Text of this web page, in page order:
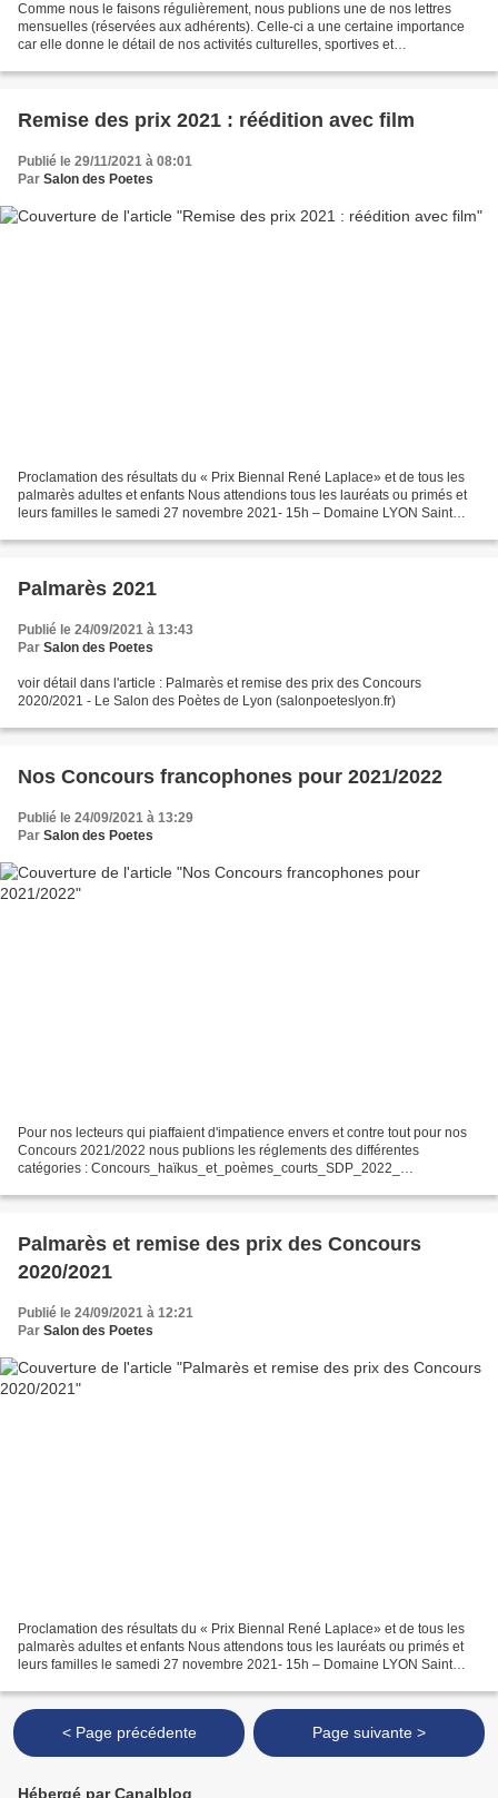
Comme nous le faisons régulièrement, nous publions une de nos lettres
mensuelles (réservées aux adhérents). Celle-ci a une certaine importance
car elle donne le détail de nos activités culturelles, sportives et
Remise des prix 2021 : réédition avec film
Publié le 29/11/2021 à 08:01
Par Salon des Poetes
Proclamation des résultats du « Prix Biennal René Laplace» et de tous les
palmarès adultes et enfants Nous attendions tous les lauréats ou primés et
leurs familles le samedi 27 novembre 2021- 15h – Domaine LYON Saint
Palmarès 2021
Publié le 24/09/2021 à 13:43
Par Salon des Poetes
voir détail dans l'article : Palmarès et remise des prix des Concours
2020/2021 - Le Salon des Poètes de Lyon (salonpoeteslyon.fr)
Nos Concours francophones pour 2021/2022
Publié le 24/09/2021 à 13:29
Par Salon des Poetes
Pour nos lecteurs qui piaffaient d'impatience envers et contre tout pour nos
Concours 2021/2022 nous publions les réglements des différentes
catégories : Concours_haïkus_et_poèmes_courts_SDP_2022_
Concours_poesie_Adultes_SDP__2022...
Palmarès et remise des prix des Concours
2020/2021
Publié le 24/09/2021 à 12:21
Par Salon des Poetes
Proclamation des résultats du « Prix Biennal René Laplace» et de tous les
palmarès adultes et enfants Nous attendons tous les lauréats ou primés et
leurs familles le samedi 27 novembre 2021- 15h – Domaine LYON Saint
< Page précédente Page suivante >
Hébergé par Canalblog